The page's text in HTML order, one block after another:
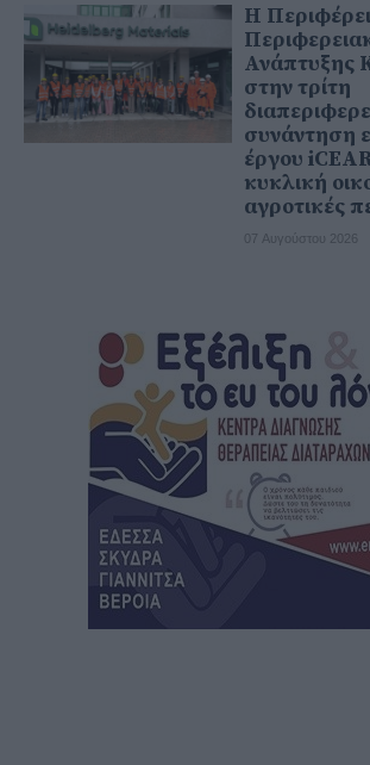
Η
Ανάπτυξης
στην τρίτη
συνάντηση
έργου
κυκλική
αγροτικές
07 Αυγούστου 2026